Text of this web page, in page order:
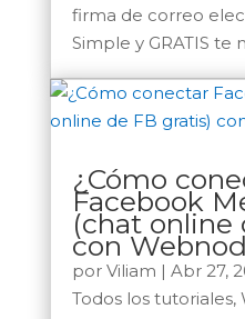
firma de correo
Simple y GRATIS te
¿Cómo
Facebook
(chat online
con
por Viliam | Abr 27,
Todos los tutoriales,